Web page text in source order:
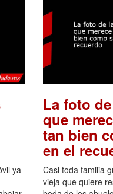
ya
La foto
que
tan bien
en el
Casi toda familia
vieja que quiere